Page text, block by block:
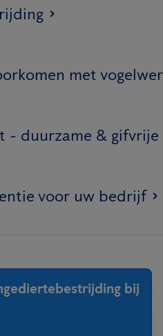
met
- duurzame &
voor uw bedrijf
bij